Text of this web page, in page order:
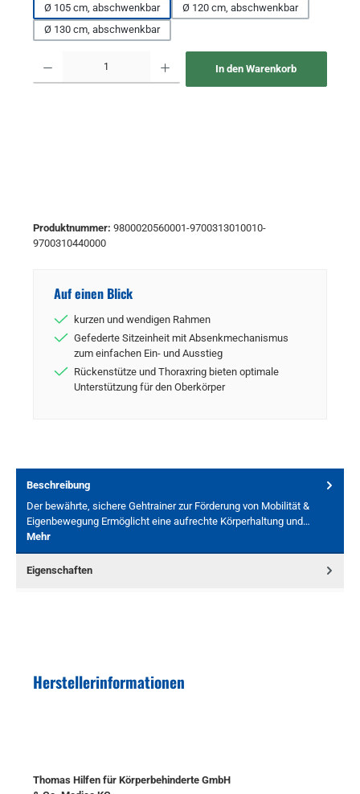
Ø 105 cm, abschwenkbar
Ø 120 cm, abschwenkbar
Ø 130 cm, abschwenkbar
In den Warenkorb
Produktnummer: 9800020560001-9700313010010-
9700310440000
Auf einen Blick
kurzen und wendigen Rahmen
Gefederte Sitzeinheit mit Absenkmechanismus
zum einfachen Ein- und Ausstieg
Rückenstütze und Thoraxring bieten optimale
Unterstützung für den Oberkörper
Beschreibung
Der bewährte, sichere Gehtrainer zur Förderung von Mobilität &
Eigenbewegung Ermöglicht eine aufrechte Körperhaltung und…
Mehr
Eigenschaften
Herstellerinformationen
Thomas Hilfen für Körperbehinderte GmbH